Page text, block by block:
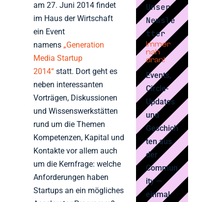
am 27. Juni 2014 findet
im Haus der Wirtschaft
ein Event
namens „Generation
Media Startup
2014“ statt. Dort geht es
neben interessanten
Vorträgen, Diskussionen
und Wissenswerkstätten
rund um die Themen
Kompetenzen, Kapital und
Kontakte vor allem auch
um die Kernfrage: welche
Anforderungen haben
Startups an ein mögliches
Unser
Newsle
tter
Immer
nah
dran!
Events,
Circle-
Updates
und
Geschich
ten aus
der
Commun
ity —
einmal